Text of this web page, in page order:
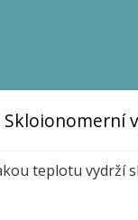
Skloionomerní
teplotu vydrží